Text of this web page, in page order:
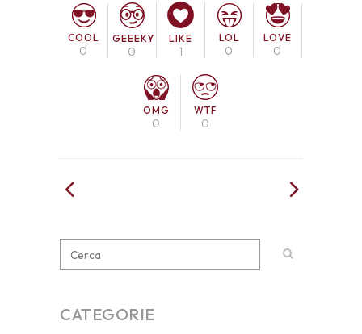
COOL
0
GEEEKY
0
LIKE
1
LOL
0
LOVE
0
OMG
0
WTF
0
CATEGORIE